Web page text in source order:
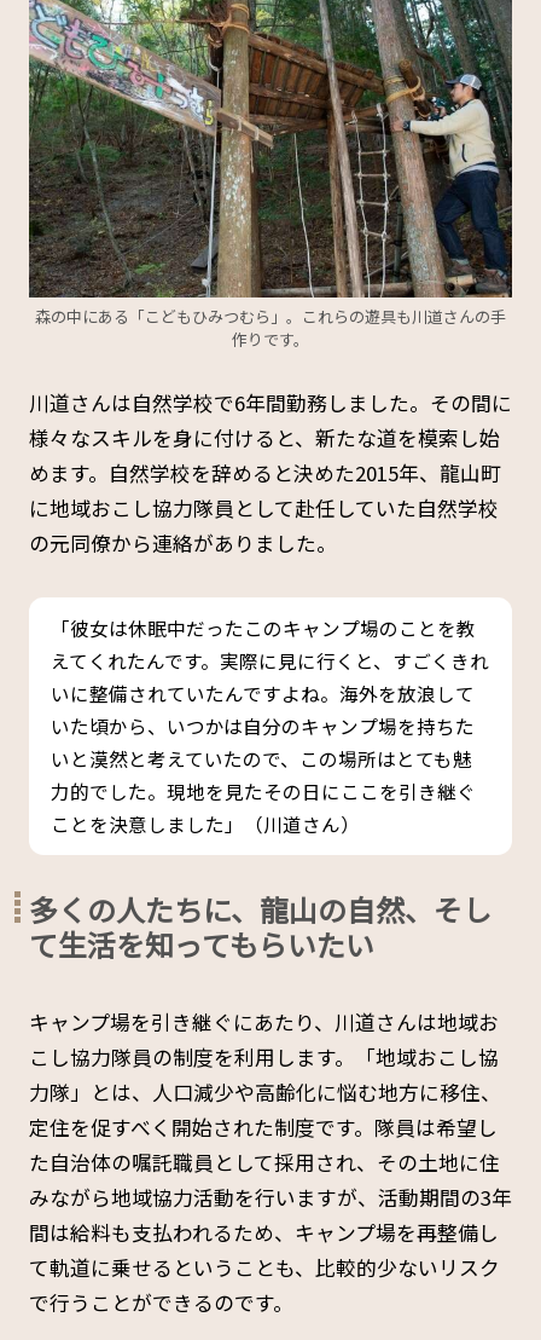
森の中にある「こどもひみつむら」。これらの遊具も川道さんの手
作りです。
川道さんは自然学校で6年間勤務しました。その間に
様々なスキルを身に付けると、新たな道を模索し始
めます。自然学校を辞めると決めた2015年、龍山町
に地域おこし協力隊員として赴任していた自然学校
の元同僚から連絡がありました。
「彼女は休眠中だったこのキャンプ場のことを教
えてくれたんです。実際に見に行くと、すごくきれ
いに整備されていたんですよね。海外を放浪して
いた頃から、いつかは自分のキャンプ場を持ちた
いと漠然と考えていたので、この場所はとても魅
力的でした。現地を見たその日にここを引き継ぐ
ことを決意しました」（川道さん）
多くの人たちに、龍山の自然、そし
て生活を知ってもらいたい
キャンプ場を引き継ぐにあたり、川道さんは地域お
こし協力隊員の制度を利用します。「地域おこし協
力隊」とは、人口減少や高齢化に悩む地方に移住、
定住を促すべく開始された制度です。隊員は希望し
た自治体の嘱託職員として採用され、その土地に住
みながら地域協力活動を行いますが、活動期間の3年
間は給料も支払われるため、キャンプ場を再整備し
て軌道に乗せるということも、比較的少ないリスク
で行うことができるのです。